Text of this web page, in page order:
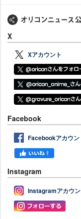
X
Xアカウント
Facebook
Facebookアカウン
Instagram
Instagramアカウン